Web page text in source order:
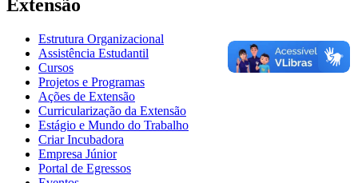
Extensão
Estrutura Organizacional
Assistência Estudantil
Cursos
Projetos e Programas
Ações de Extensão
Curricularização da Extensão
Estágio e Mundo do Trabalho
Criar Incubadora
Empresa Júnior
Portal de Egressos